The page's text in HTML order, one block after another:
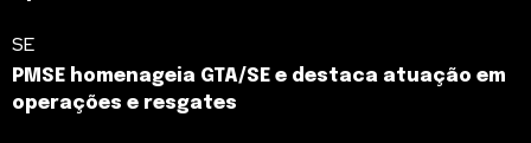
SE
PMSE homenageia GTA/SE e destaca atuação em
operações e resgates